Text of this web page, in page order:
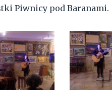
Piwnicy pod Baranami.